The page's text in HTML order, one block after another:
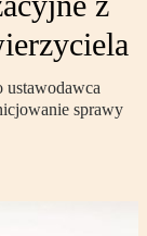
ustawodawca
sprawy